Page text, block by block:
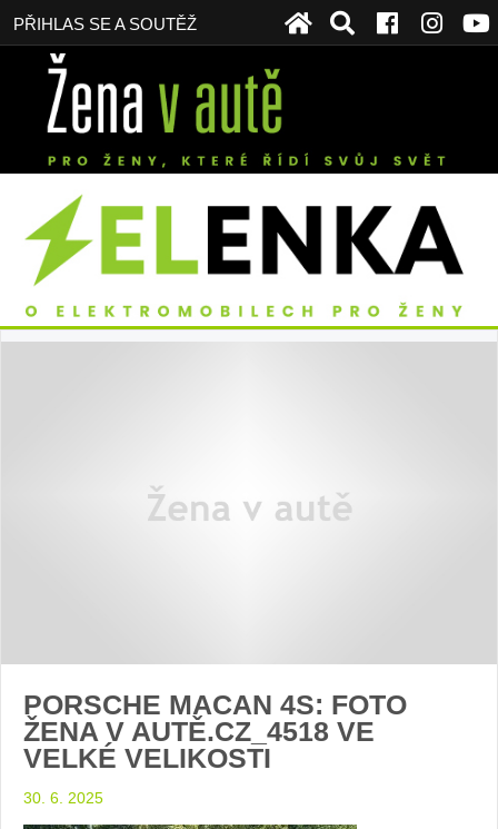
PŘIHLAS SE A SOUTĚŽ
PORSCHE MACAN 4S: FOTO
ŽENA V AUTĚ.CZ_4518 VE
VELKÉ VELIKOSTI
30. 6. 2025